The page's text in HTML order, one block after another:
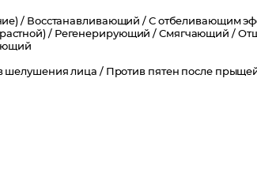
/ Восстанавливающий / С отбеливающим
/ Регенерирующий /Смягчающий /
шелушения лица / Против пятен после